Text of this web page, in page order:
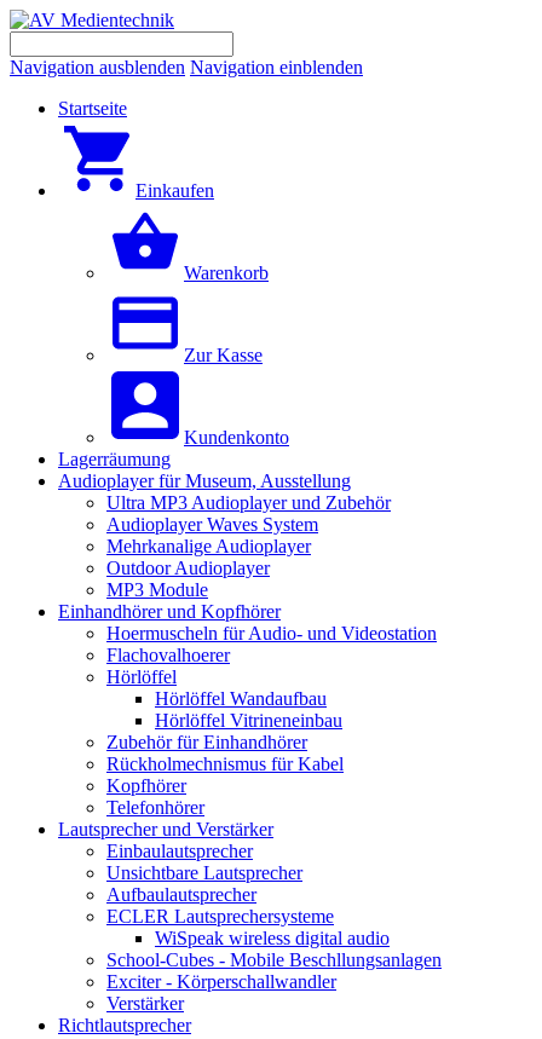
Navigation ausblenden Navigation einblenden
Startseite
Einkaufen
Warenkorb
Zur Kasse
Kundenkonto
Lagerräumung
Audioplayer für Museum, Ausstellung
Ultra MP3 Audioplayer und Zubehör
Audioplayer Waves System
Mehrkanalige Audioplayer
Outdoor Audioplayer
MP3 Module
Einhandhörer und Kopfhörer
Hoermuscheln für Audio- und Videostation
Flachovalhoerer
Hörlöffel
Hörlöffel Wandaufbau
Hörlöffel Vitrineneinbau
Zubehör für Einhandhörer
Rückholmechnismus für Kabel
Kopfhörer
Telefonhörer
Lautsprecher und Verstärker
Einbaulautsprecher
Unsichtbare Lautsprecher
Aufbaulautsprecher
ECLER Lautsprechersysteme
WiSpeak wireless digital audio
School-Cubes - Mobile Beschllungsanlagen
Exciter - Körperschallwandler
Verstärker
Richtlautsprecher